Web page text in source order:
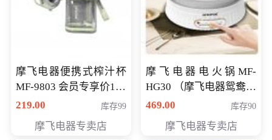
摩飞电器便携式榨汁杯
MF-9803 会员专享价138
元
219.00 库存99
摩飞电器专卖店
摩飞电器电火锅MF-
HG30 （摩飞电器鸳鸯锅
MF-HG30 ） 会员专享价
469.00 库存90
摩飞电器专卖店